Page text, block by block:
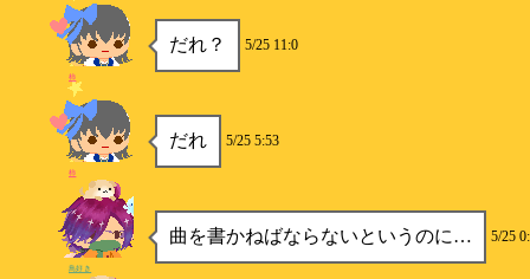
だれ？ 5/25 11:0
柿
だれ 5/25 5:53
柿
曲を書かねばならないというのに… 5/25
鳥好き